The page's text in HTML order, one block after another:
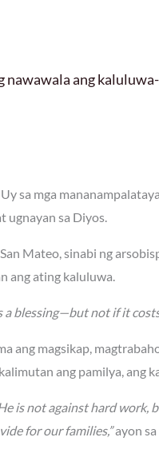
nawawala ang
sa mga
ugnayan sa Diyos.
Mateo, sinabi ng
ang ating kaluluwa.
a blessing—but not if it
ang magsikap,
ang pamilya, ang
is not against hard
for our families,”ayon sa